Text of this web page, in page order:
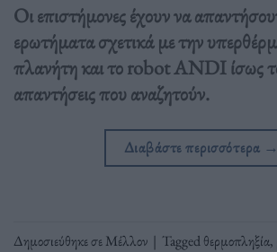
Οι επιστήμονες έχουν να
ερωτήματα σχετικά με την
πλανήτη και το robot ANDI ίσως
απαντήσεις που αναζητούν.
Διαβάστε περισσότερα →
Δημοσιεύθηκε σεΜέλλον | Taggedθερμοπληξία,